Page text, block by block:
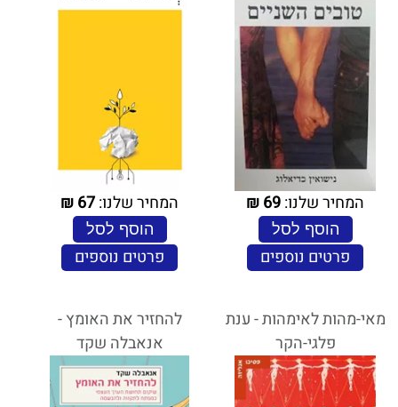
המחיר שלנו:69
₪
הוסף לסל
פרטים נוספים
המחיר שלנו:67
₪
הוסף לסל
פרטים נוספים
מאי-מהות לאימהות - ענת
פלגי-הקר
להחזיר את האומץ -
אנאבלה שקד